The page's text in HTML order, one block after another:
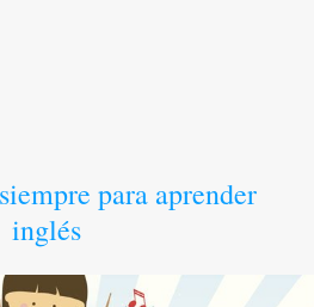
para aprender
inglés